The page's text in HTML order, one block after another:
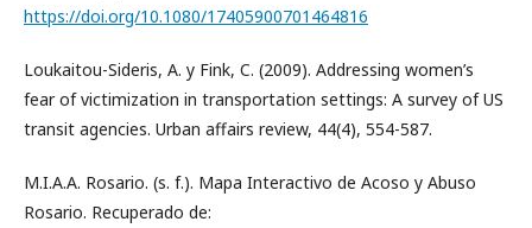
https://doi.org/10.1080/17405900701464816
Loukaitou-Sideris, A. y Fink, C. (2009). Addressing women’s
fear of victimization in transportation settings: A survey of US
transit agencies. Urban affairs review, 44(4), 554-587.
M.I.A.A. Rosario. (s. f.). Mapa Interactivo de Acoso y Abuso
Rosario. Recuperado de: